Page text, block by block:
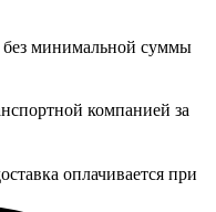
минимальной суммы
компанией за
оплачивается при